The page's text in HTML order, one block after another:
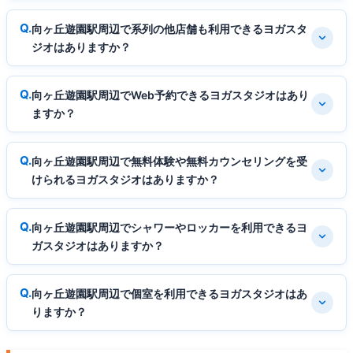
向ヶ丘遊園駅周辺で系列の他店舗も利用できるヨガスタ
ジオはありますか？
向ヶ丘遊園駅周辺でWeb予約できるヨガスタジオはあり
ますか？
向ヶ丘遊園駅周辺で無料体験や無料カウンセリングを受
けられるヨガスタジオはありますか？
向ヶ丘遊園駅周辺でシャワーやロッカーを利用できるヨ
ガスタジオはありますか？
向ヶ丘遊園駅周辺で個室を利用できるヨガスタジオはあ
りますか？